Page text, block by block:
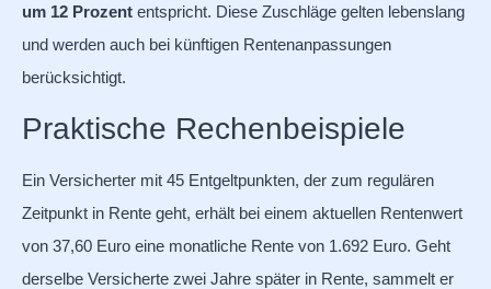
um 12 Prozent entspricht. Diese Zuschläge gelten lebenslang
und werden auch bei künftigen Rentenanpassungen
berücksichtigt.
Praktische Rechenbeispiele
Ein Versicherter mit 45 Entgeltpunkten, der zum regulären
Zeitpunkt in Rente geht, erhält bei einem aktuellen Rentenwert
von 37,60 Euro eine monatliche Rente von 1.692 Euro. Geht
derselbe Versicherte zwei Jahre später in Rente, sammelt er